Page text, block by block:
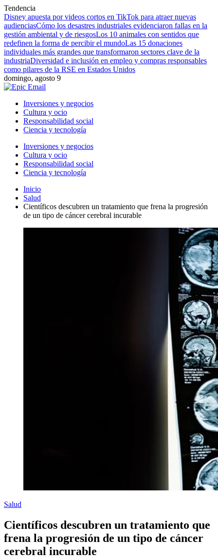
Tendencia
Disney apuesta por videos cortos en TikTok para atraer nuevas
audienciasCómo los desastres industriales evidenciaron fallas en la
gestión ambiental y de riesgosLos 10 animales con sentidos que
redefinen la forma de percibir el mundoLas 15 donaciones
individuales más grandes que transformaron sectores clave de la
industriaDiversidad e inclusión en empleo y compras responsables
como pilares de la RSE en Estados Unidos
domingo, agosto 9
Inversiones y negocios
Cultura y ocio
Responsabilidad social
Ciencia y tecnología
Inversiones y negocios
Cultura y ocio
Responsabilidad social
Ciencia y tecnología
Inicio
Salud
Científicos descubren un tratamiento que frena la progresión
de un tipo de cáncer cerebral incurable
Salud
Científicos descubren un tratamiento que
frena la progresión de un tipo de cáncer
cerebral incurable